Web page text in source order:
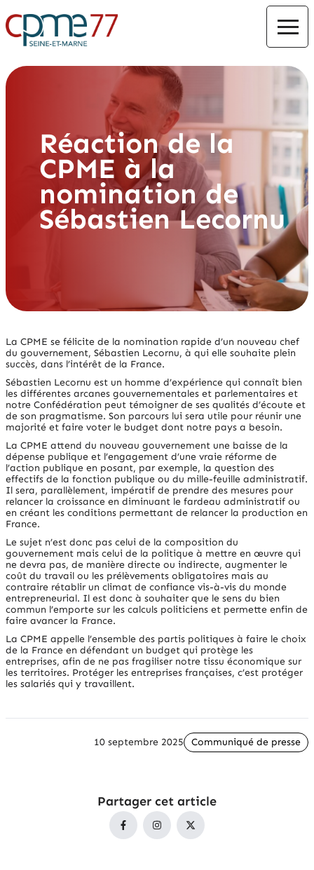
Réaction de la
CPME à la
nomination de
Sébastien Lecornu
La CPME se félicite de la nomination rapide d’un nouveau chef
du gouvernement, Sébastien Lecornu, à qui elle souhaite plein
succès, dans l’intérêt de la France.
Sébastien Lecornu est un homme d’expérience qui connaît bien
les différentes arcanes gouvernementales et parlementaires et
notre Confédération peut témoigner de ses qualités d’écoute et
de son pragmatisme. Son parcours lui sera utile pour réunir une
majorité et faire voter le budget dont notre pays a besoin.
La CPME attend du nouveau gouvernement une baisse de la
dépense publique et l’engagement d’une vraie réforme de
l’action publique en posant, par exemple, la question des
effectifs de la fonction publique ou du mille-feuille administratif.
Il sera, parallèlement, impératif de prendre des mesures pour
relancer la croissance en diminuant le fardeau administratif ou
en créant les conditions permettant de relancer la production en
France.
Le sujet n’est donc pas celui de la composition du
gouvernement mais celui de la politique à mettre en œuvre qui
ne devra pas, de manière directe ou indirecte, augmenter le
coût du travail ou les prélèvements obligatoires mais au
contraire rétablir un climat de confiance vis-à-vis du monde
entrepreneurial. Il est donc à souhaiter que le sens du bien
commun l’emporte sur les calculs politiciens et permette enfin de
faire avancer la France.
La CPME appelle l’ensemble des partis politiques à faire le choix
de la France en défendant un budget qui protège les
entreprises, afin de ne pas fragiliser notre tissu économique sur
les territoires. Protéger les entreprises françaises, c’est protéger
les salariés qui y travaillent.
10 septembre 2025 Communiqué de presse
Partager cet article